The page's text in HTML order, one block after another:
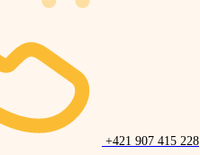
+421 907 415 228